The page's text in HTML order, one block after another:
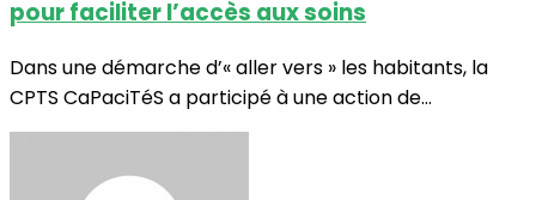
pour faciliter l’accès aux soins
Dans une démarche d’« aller vers » les habitants, la
CPTS CaPaciTéS a participé à une action de...